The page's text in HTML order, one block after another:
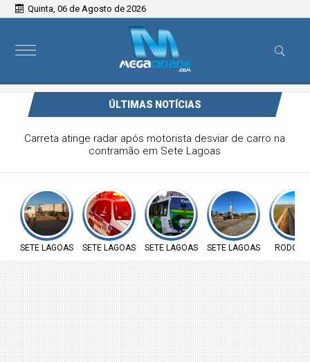
Quinta, 06 de Agosto de 2026
ÚLTIMAS NOTÍCIAS
Homem é preso por suspeita de tráfico de drogas durante
patrulhamento no Jardim Arizona, em Sete Lagoas
SETE LAGOAS SETE LAGOAS SETE LAGOAS SETE LAGOAS